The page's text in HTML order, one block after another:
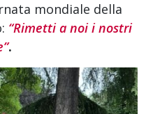
mondiale della
“Rimetti a noi i nostri
.